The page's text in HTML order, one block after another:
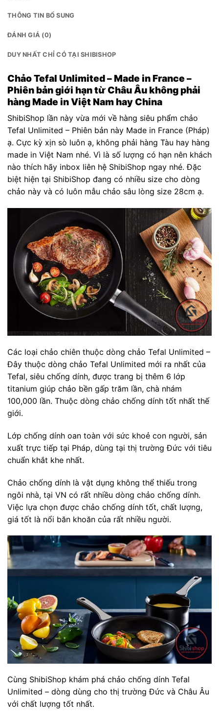
THÔNG TIN BỔ SUNG
ĐÁNH GIÁ (0)
DUY NHẤT CHỈ CÓ TẠI SHIBISHOP
Chảo Tefal Unlimited – Made in France –
Phiên bản giới hạn từ Châu Âu không phải
hàng Made in Việt Nam hay China
ShibiShop lần này vừa mới về hàng siêu phẩm chảo
Tefal Unlimited – Phiên bản này Made in France (Pháp)
ạ. Cực kỳ xịn sò luôn ạ, không phải hàng Tàu hay hàng
made in Việt Nam nhé. Vì là số lượng có hạn nên khách
nào thích hãy inbox liên hệ ShibiShop ngay nhé. Đặc
biệt hiện tại ShibiShop đang có nhiều size cho dòng
chảo này và có luôn mẫu chảo sâu lòng size 28cm ạ.
Các loại chảo chiên thuộc dòng chảo Tefal Unlimited –
Đây thuộc dòng chảo Tefal Unlimited mới ra nhất của
Tefal, siêu chống dính, được trang bị thêm 6 lớp
titanium giúp chảo bền gấp trăm lần, chà nhám
100,000 lần. Thuộc dòng chảo chống dính tốt nhất thế
giới.
Lớp chống dính oan toàn với sức khoẻ con người, sản
xuất trực tiếp tại Pháp, dùng tại thị trường Đức với tiêu
chuẩn khắt khe nhất.
Chảo chống dính là vật dụng không thể thiếu trong
ngôi nhà, tại VN có rất nhiều dòng chảo chống dính.
Việc lựa chọn được chảo chống dính tốt, chất lượng,
giá tốt là nổi băn khoăn của rất nhiều người.
Cùng ShibiShop khám phá chảo chống dính Tefal
Unlimited – dòng dùng cho thị trường Đức và Châu Âu
với chất lượng tốt nhất.